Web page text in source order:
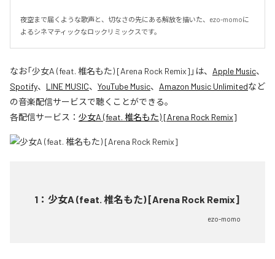
夜空まで届くような歌声と、切なさの先にある解放を描いた、ezo-momoに
よるシネマティックなロックリミックスです。
なお「少女A (feat. 椎名もた) [Arena Rock Remix] 」は、 Apple Music、
Spotify、 LINE MUSIC、 YouTube Music、 Amazon Music Unlimitedなど
の音楽配信サービスで聴くことができる。
各配信サービス： 少女A (feat. 椎名もた) [Arena Rock Remix]
1 ： 少女A (feat. 椎名もた) [Arena Rock Remix]
ezo-momo